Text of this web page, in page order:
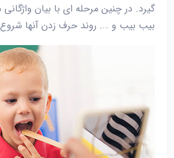
گیرد. در چنین مرحله ای با بیان واژگانی
بیب بیب و …. روند حرف زدن آنها